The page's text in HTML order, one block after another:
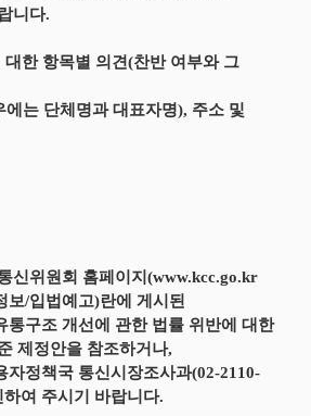
니다.
대한 항목별 의견(찬반 여부와 그
에는 단체명과 대표자명), 주소 및
신위원회 홈페이지(www.kcc.go.kr
보/입법예고)란에 게시된
통구조 개선에 관한 법률 위반에 대한
제정안을 참조하거나,
자정책국 통신시장조사과(02-2110-
여 주시기 바랍니다.